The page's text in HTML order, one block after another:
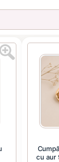
cu aur